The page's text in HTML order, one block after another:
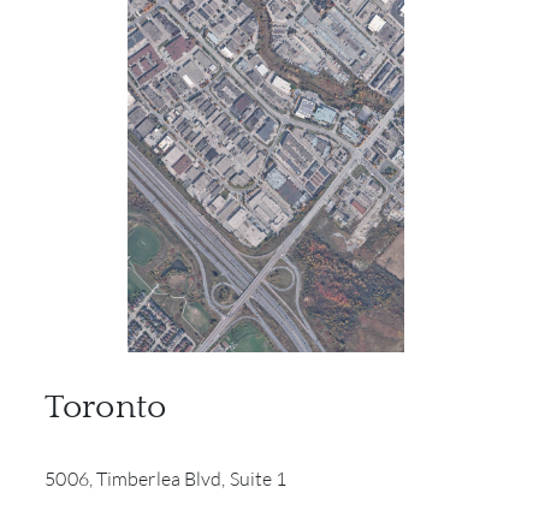
Toronto
5006, Timberlea Blvd, Suite 1